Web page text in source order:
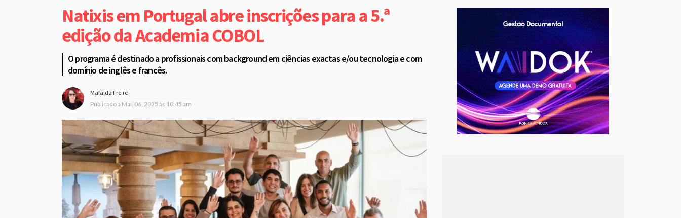
Natixis em Portugal abre inscrições para a 5.ª
edição da Academia COBOL
O programa é destinado a profissionais com background em ciências exactas e/ou tecnologia e com
domínio de inglês e francês.
Mafalda Freire
Publicado a Mai. 06, 2025 às 10:45 am